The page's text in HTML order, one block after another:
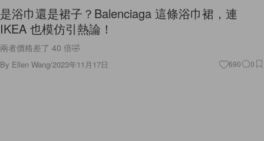
是浴巾還是裙子？Balenciaga 這條浴巾裙，連
IKEA 也模仿引熱論！
兩者價格差了 40 倍🤣
By Ellen Wang/2023年11月17日 690 0